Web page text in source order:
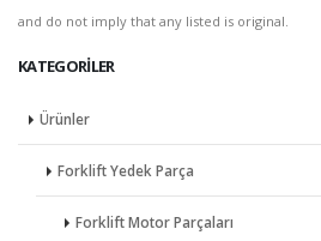
and do not imply that any listed is original.
KATEGORILER
Ürünler
Forklift Yedek Parça
Forklift Motor Parçaları